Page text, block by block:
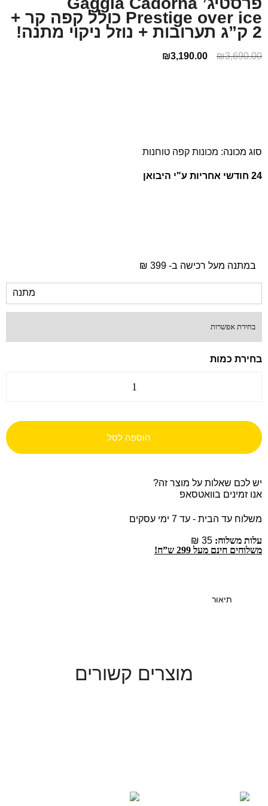
Prestige over ice כולל קפה קר +
2 ק”ג תערובות + נוזל ניקוי מתנה!
₪3,690.00
₪3,190.00
סוג מכונה: מכונות קפה טוחנות
24 חודשי אחריות ע"י היבואן
במתנה מעל רכישה ב- 399 ₪
מתנה
הוספה לסל
יש לכם שאלות על מוצר זה?
אנו זמינים בוואטסאפ
משלוח עד הבית - עד 7 ימי עסקים
עלות משלוח:
משלוחים חינם מעל 299 ש”ח!
תיאור
מוצרים קשורים